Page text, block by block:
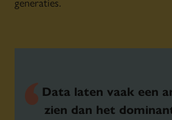
Data laten vaak een
zien dan het